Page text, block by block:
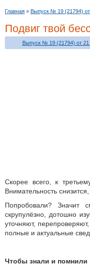
Главная » Выпуск № 19 (21794) от
Подвиг твой
Выпуск № 19 (21794) от 21
Скорее всего, к
Внимательность
Попробовали? Значит
скрупулёзно, дотошно
уточняют,
полные и актуальные
Чтобы знали и помнили